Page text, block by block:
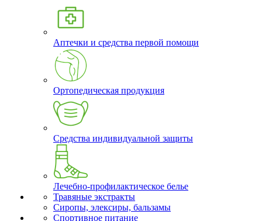
Аптечки и средства первой помощи
Ортопедическая продукция
Средства индивидуальной защиты
Лечебно-профилактическое белье
Травяные экстракты
Сиропы, элексиры, бальзамы
Спортивное питание